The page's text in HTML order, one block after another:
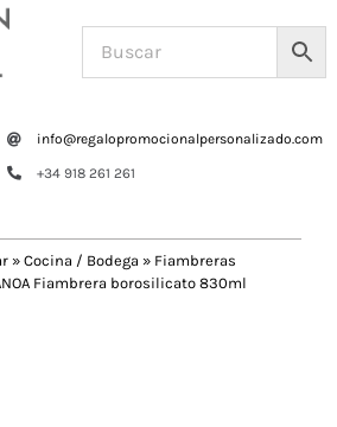
info@regalopromocionalpersonalizado.com
+34 918 261 261
» Cocina / Bodega » Fiambreras
Fiambrera borosilicato 830ml